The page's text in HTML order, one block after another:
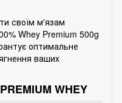
своїм м'язам
Whey Premium 500g
оптимальне
ваших
WHEY